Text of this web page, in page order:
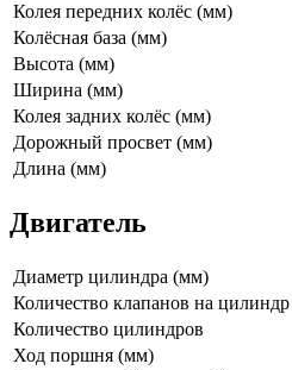
Колея передних колёс (мм)
Колёсная база (мм)
Высота (мм)
Ширина (мм)
Колея задних колёс (мм)
Дорожный просвет (мм)
Длина (мм)
Двигатель
Диаметр цилиндра (мм)
Количество клапанов на цилиндр
Количество цилиндров
Ход поршня (мм)